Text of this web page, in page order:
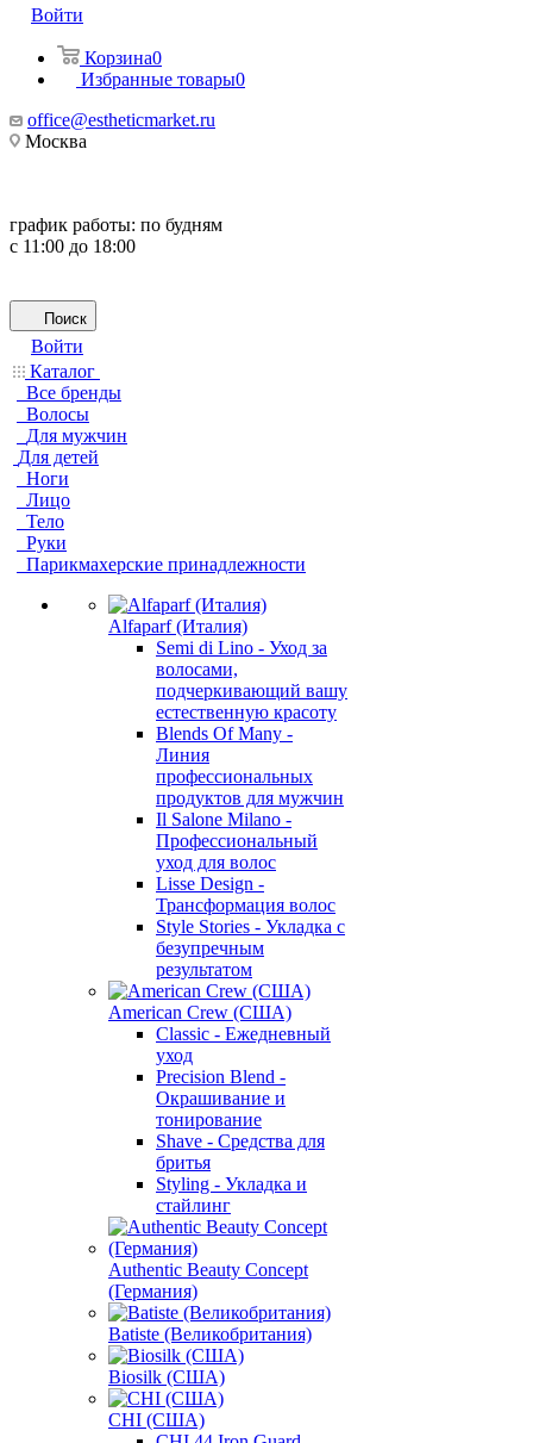
Войти
Корзина0
Избранные товары0
office@estheticmarket.ru
Москва
график работы: по будням
с 11:00 до 18:00
Поиск
Войти
Каталог
Все бренды
Волосы
Для мужчин
Для детей
Ноги
Лицо
Тело
Руки
Парикмахерские принадлежности
Alfaparf (Италия)
Semi di Lino - Уход за
волосами,
подчеркивающий вашу
естественную красоту
Blends Of Many -
Линия
профессиональных
продуктов для мужчин
Il Salone Milano -
Профессиональный
уход для волос
Lisse Design -
Трансформация волос
Style Stories - Укладка с
безупречным
результатом
American Crew (США)
Classic - Ежедневный
уход
Precision Blend -
Окрашивание и
тонирование
Shave - Средства для
бритья
Styling - Укладка и
стайлинг
Authentic Beauty Concept
(Германия)
Batiste (Великобритания)
Biosilk (США)
CHI (США)